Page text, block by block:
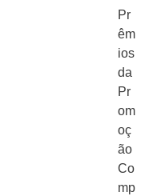
Pr
êm
ios
da
Pr
om
oç
ão
Co
mp